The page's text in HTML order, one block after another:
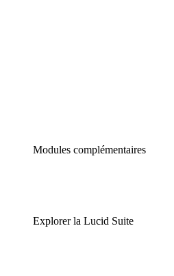
Modules complémentaires
Explorer la Lucid Suite